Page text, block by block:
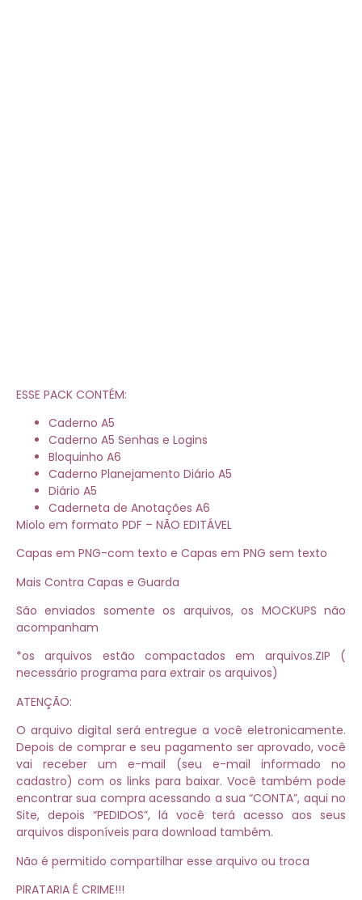
ESSE PACK CONTÉM:
Caderno A5
Caderno A5 Senhas e Logins
Bloquinho A6
Caderno Planejamento Diário A5
Diário A5
Caderneta de Anotações A6
Miolo em formato PDF – NÃO EDITÁVEL
Capas em PNG-com texto e Capas em PNG sem texto
Mais Contra Capas e Guarda
São enviados somente os arquivos, os MOCKUPS não
acompanham
*os arquivos estão compactados em arquivos.ZIP (
necessário programa para extrair os arquivos)
ATENÇÃO:
O arquivo digital será entregue a você eletronicamente.
Depois de comprar e seu pagamento ser aprovado, você
vai receber um e-mail (seu e-mail informado no
cadastro) com os links para baixar. Você também pode
encontrar sua compra acessando a sua “CONTA”, aqui no
Site, depois “PEDIDOS”, lá você terá acesso aos seus
arquivos disponíveis para download também.
Não é permitido compartilhar esse arquivo ou troca
PIRATARIA É CRIME!!!